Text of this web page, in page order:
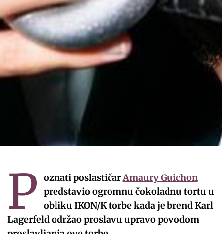
P oznati poslastičarAmaury Guichon
predstavio ogromnu čokoladnu tortu u
obliku IKON/K torbe kada je brend Karl
Lagerfeld održao proslavu upravo povodom